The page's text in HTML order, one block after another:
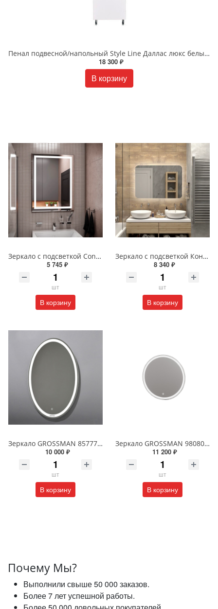
Пенал подвесной/напольный Style Line Даллас люкс белый PLUS СС-00002235
18 300 ₽
В корзину
Зеркало с подсветкой Continent Пронто Люкс 60 х 80 см ЗЛП154
5 745 ₽
шт
В корзину
Зеркало с подсветкой Континент Burzhe Led 100х70 с бесконтактным сенсором ЗЛП398
8 340 ₽
шт
В корзину
Зеркало GROSSMAN 857770 GALAXY 570*770 с сенсорным выключателем
10 000 ₽
шт
В корзину
Зеркало GROSSMAN 98080 SENTO D800 800*800*45 LED с сенсорным выключателем
11 200 ₽
шт
В корзину
Почему Мы?
Выполнили свыше 50 000 заказов.
Более 7 лет успешной работы.